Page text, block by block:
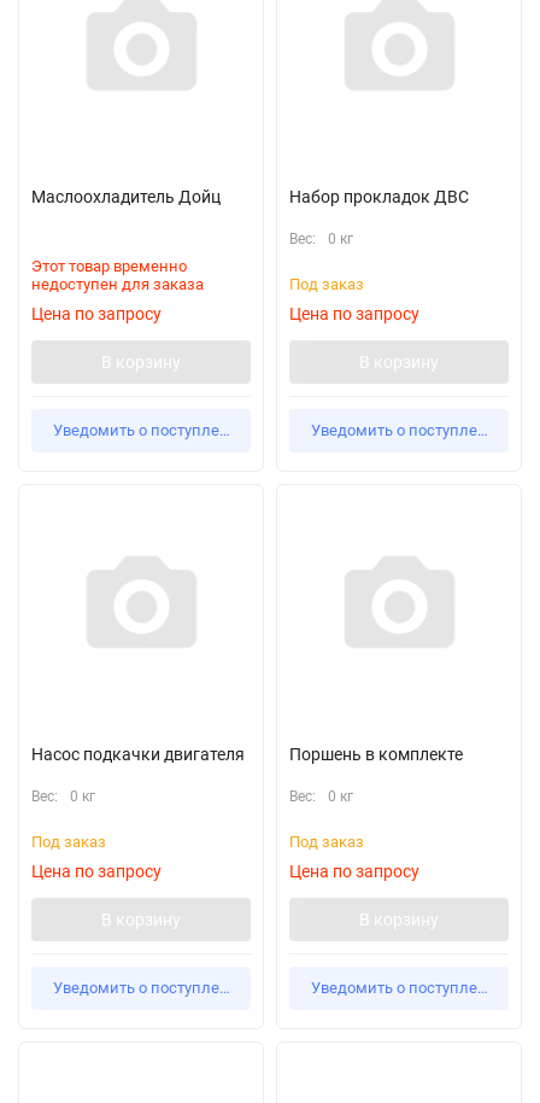
Маслоохладитель Дойц
Этот товар временно
недоступен для заказа
Цена по запросу
В корзину
Уведомить о поступлении
Набор прокладок ДВС
Вес: 0 кг
Под заказ
Цена по запросу
В корзину
Уведомить о поступлении
Насос подкачки двигателя
Вес: 0 кг
Под заказ
Цена по запросу
В корзину
Уведомить о поступлении
Поршень в комплекте
Вес: 0 кг
Под заказ
Цена по запросу
В корзину
Уведомить о поступлении